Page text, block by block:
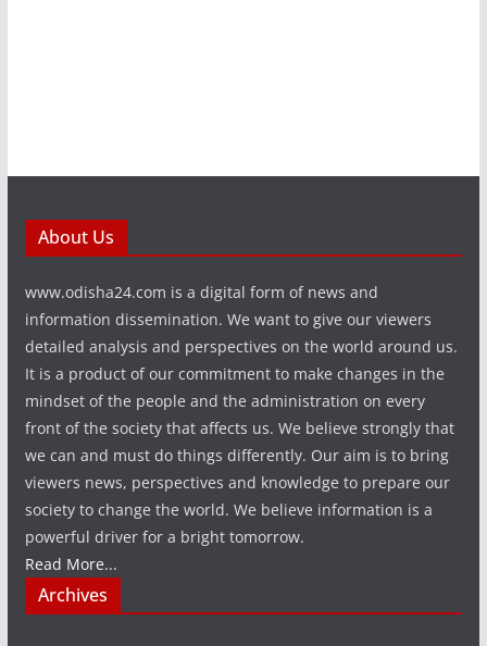
About Us
www.odisha24.com is a digital form of news and
information dissemination. We want to give our viewers
detailed analysis and perspectives on the world around us.
It is a product of our commitment to make changes in the
mindset of the people and the administration on every
front of the society that affects us. We believe strongly that
we can and must do things differently. Our aim is to bring
viewers news, perspectives and knowledge to prepare our
society to change the world. We believe information is a
powerful driver for a bright tomorrow.
Read More...
Archives